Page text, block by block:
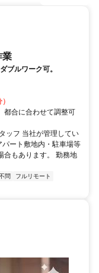
業
ブルワーク可。
都合に合わせて調整可
ッフ 当社が管理してい
ート敷地内・駐車場等
合もあります。 勤務地
問
フルリモート